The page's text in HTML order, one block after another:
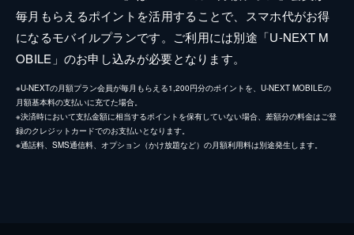
毎月もらえるポイントを活用することで、スマホ代がお得
になるモバイルプランです。ご利用には別途「U-NEXT M
OBILE」のお申し込みが必要となります。
※U-NEXTの月額プラン会員が毎月もらえる1,200円分のポイントを、U-NEXT MOBILEの
月額基本料の支払いに充てた場合。
※決済時において支払金額に相当するポイントを保有していない場合、差額分の料金はご登
録のクレジットカードでのお支払いとなります。
※通話料、SMS通信料、オプション（かけ放題など）の月額利用料は別途発生します。